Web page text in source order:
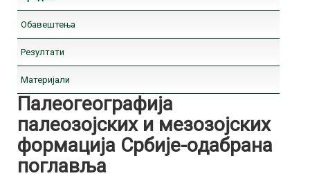
Обавештења
Резултати
Материјали
Палеогеографија
палеозојских и мезозојских
формација Србије-одабрана
поглавља